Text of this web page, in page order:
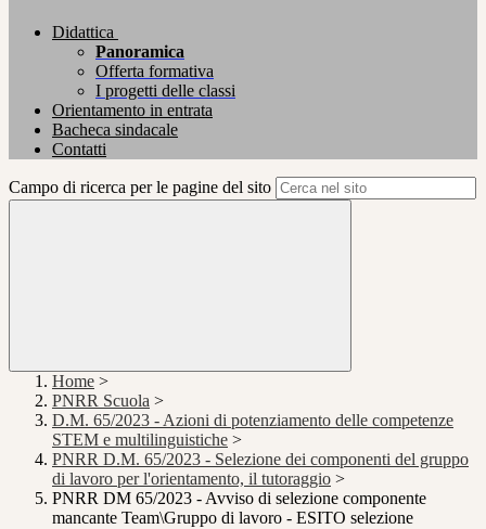
Didattica
Panoramica
Offerta formativa
I progetti delle classi
Orientamento in entrata
Bacheca sindacale
Contatti
Campo di ricerca per le pagine del sito
Home >
PNRR Scuola >
D.M. 65/2023 - Azioni di potenziamento delle competenze
STEM e multilinguistiche >
PNRR D.M. 65/2023 - Selezione dei componenti del gruppo
di lavoro per l'orientamento, il tutoraggio >
PNRR DM 65/2023 - Avviso di selezione componente
mancante Team\Gruppo di lavoro - ESITO selezione